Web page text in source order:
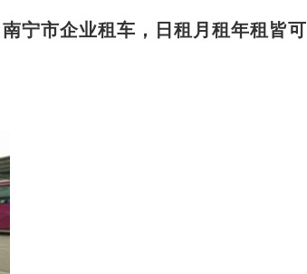
南宁市企业租车，日租月租年租皆可